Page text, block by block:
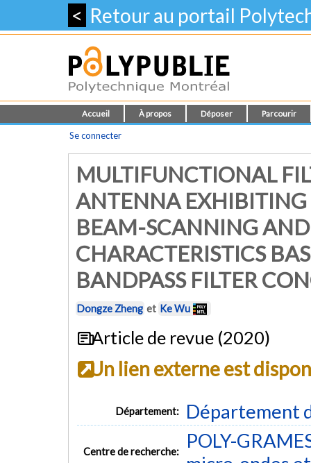
< Retour au portail
Accueil À propos Déposer Parcourir
Se connecter
MULTIFUNCTIONAL
ANTENNA EXHIBITING
BEAM-SCANNING
CHARACTERISTICS
BANDPASS FILTER
Dongze Zheng et Ke Wu
Article de revue (2020)
Un lien externe est
Département: Département
Centre de recherche:
POLY-